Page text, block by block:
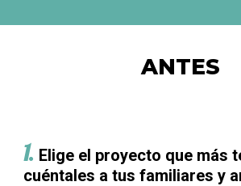
ANTES
1. Elige el proyecto que más
cuéntales a tus familiares y